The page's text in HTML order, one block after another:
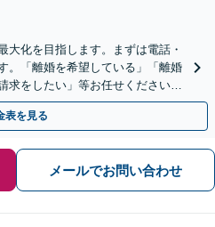
大化を目指します。まずは電話・
。「離婚を希望している」「離婚
求をしたい」等お任せください。
表を見る
メールでお問い合わせ